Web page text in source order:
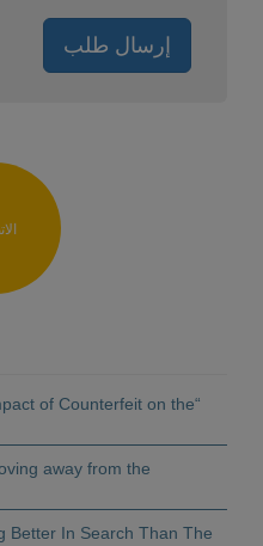
إرسال طلب
of Counterfeit on the
away from the
Better In Search Than The